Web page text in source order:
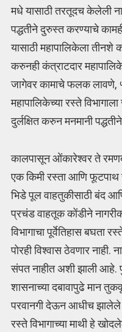
मधे यासाठी तरतूदच केलेली
पद्धतीने दुरुस्त करण्याचे
यासाठी महापालिकेला
करुनही कंत्राटदार
जागेवर कामाचे फलक लावणे,
महापालिकेच्या रस्ते
दुर्लक्षित करुन मनमानी
कालपासून ओंकारेश्वर ते
एक किमी रस्ता आणि
भिडे पूल वाहतुकीसाठी बंद
प्रचंड वाहतूक कोंडीने
विभागाचा पूर्वेतिहास बघता
पोरही विश्वास ठेवणार
संपत नाहीत अशी झाली आहे.
शासनाच्या दबावापुढे मान
परवानगी देऊन आधीच
रस्ते विभागाच्या माथी हे